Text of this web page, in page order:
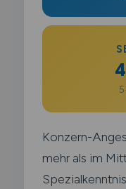
Konzern-
mehr als im